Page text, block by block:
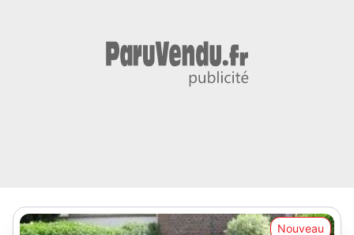
Nouveau